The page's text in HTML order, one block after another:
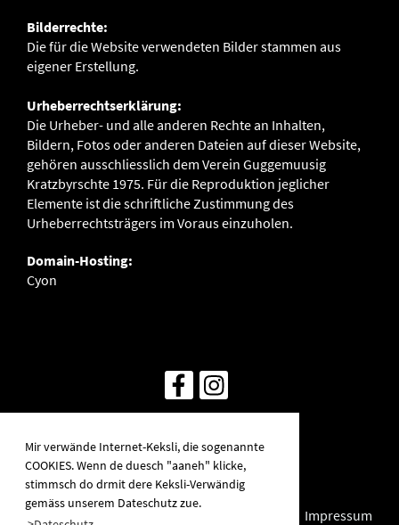
Mir verwände Internet-Keksli, die sogenannte
COOKIES. Wenn de duesch "aaneh" klicke,
stimmsch do drmit dere Keksli-Verwändig
gemäss unserem Dateschutz zue.
Bilderrechte:
Die für die Website verwendeten Bilder stammen aus
eigener Erstellung.
Urheberrechtserklärung:
Die Urheber- und alle anderen Rechte an Inhalten,
Bildern, Fotos oder anderen Dateien auf dieser Website,
gehören ausschliesslich dem Verein Guggemuusig
Kratzbyrschte 1975. Für die Reproduktion jeglicher
Elemente ist die schriftliche Zustimmung des
Urheberrechtsträgers im Voraus einzuholen.
Domain-Hosting:
Cyon
mit ClubDesk Vereinssoftware
Impressum